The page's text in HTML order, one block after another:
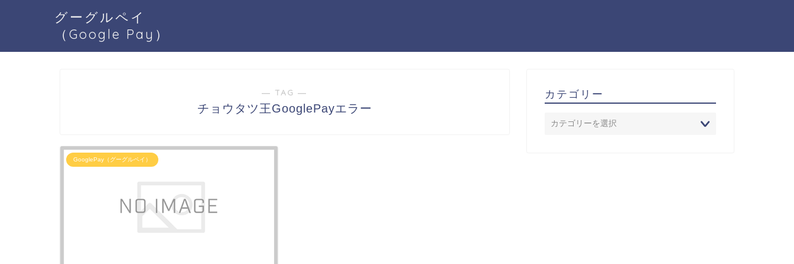
グーグルペイ
（Google Pay）
― TAG ―
チョウタツ王GooglePayエラー
GooglePay（グーグルペイ）
カテゴリー